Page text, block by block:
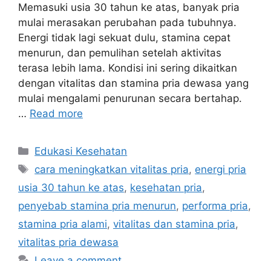
Memasuki usia 30 tahun ke atas, banyak pria
mulai merasakan perubahan pada tubuhnya.
Energi tidak lagi sekuat dulu, stamina cepat
menurun, dan pemulihan setelah aktivitas
terasa lebih lama. Kondisi ini sering dikaitkan
dengan vitalitas dan stamina pria dewasa yang
mulai mengalami penurunan secara bertahap.
… Read more
Categories
Edukasi Kesehatan
Tags
cara meningkatkan vitalitas pria, energi pria
usia 30 tahun ke atas, kesehatan pria,
penyebab stamina pria menurun, performa pria,
stamina pria alami, vitalitas dan stamina pria,
vitalitas pria dewasa